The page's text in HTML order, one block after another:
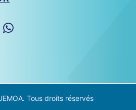
Tous droits réservés